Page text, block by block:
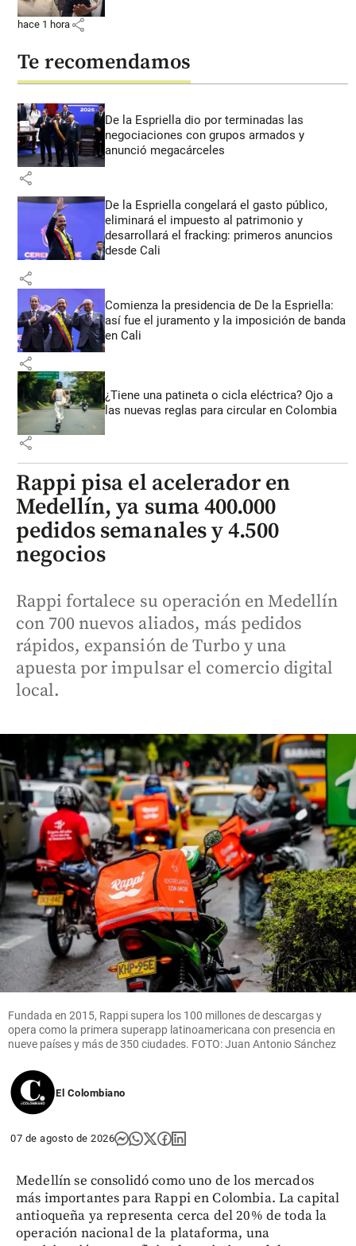
hace 1 hora share
Te recomendamos
De la Espriella dio por terminadas las
negociaciones con grupos armados y
anunció megacárceles
share
De la Espriella congelará el gasto público,
eliminará el impuesto al patrimonio y
desarrollará el fracking: primeros anuncios
desde Cali
share
Comienza la presidencia de De la Espriella:
así fue el juramento y la imposición de banda
en Cali
share
¿Tiene una patineta o cicla eléctrica? Ojo a
las nuevas reglas para circular en Colombia
share
Rappi pisa el acelerador en
Medellín, ya suma 400.000
pedidos semanales y 4.500
negocios
Rappi fortalece su operación en Medellín
con 700 nuevos aliados, más pedidos
rápidos, expansión de Turbo y una
apuesta por impulsar el comercio digital
local.
Fundada en 2015, Rappi supera los 100 millones de descargas y
opera como la primera superapp latinoamericana con presencia en
nueve países y más de 350 ciudades. FOTO: Juan Antonio Sánchez
El Colombiano
07 de agosto de 2026
Medellín se consolidó como uno de los mercados
más importantes para Rappi en Colombia. La capital
antioqueña ya representa cerca del 20% de toda la
operación nacional de la plataforma, una